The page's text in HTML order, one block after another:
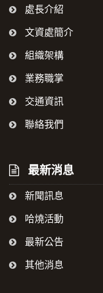
處長介紹
文資處簡介
組織架構
業務職掌
交通資訊
聯絡我們
最新消息
新聞訊息
哈燒活動
最新公告
其他消息